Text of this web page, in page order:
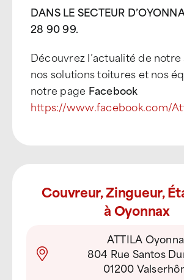
DANS LE SECTEUR
28 90 99.
Découvrez l’actualité de
nos solutions toitures et nos
notre page Facebook
https://www.facebook.com/
Couvreur, Zingueur,
à Oyonnax
ATTILA
804 Rue Santos
01200